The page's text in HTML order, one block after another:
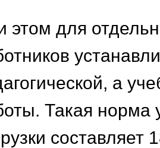
этом для
а
Такая норма
составляет